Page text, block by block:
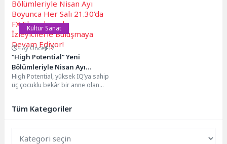
Kültür Sanat
4 Ay Önce 17
“High Potential” Yeni
Bölümleriyle Nisan Ayı
Boyunca Her Salı 21.30’da FX
Ekranlarında İzleyicilerle
High Potential, yüksek IQ’ya sahip
üç çocuklu bekâr bir anne olan
Tüm Kategoriler